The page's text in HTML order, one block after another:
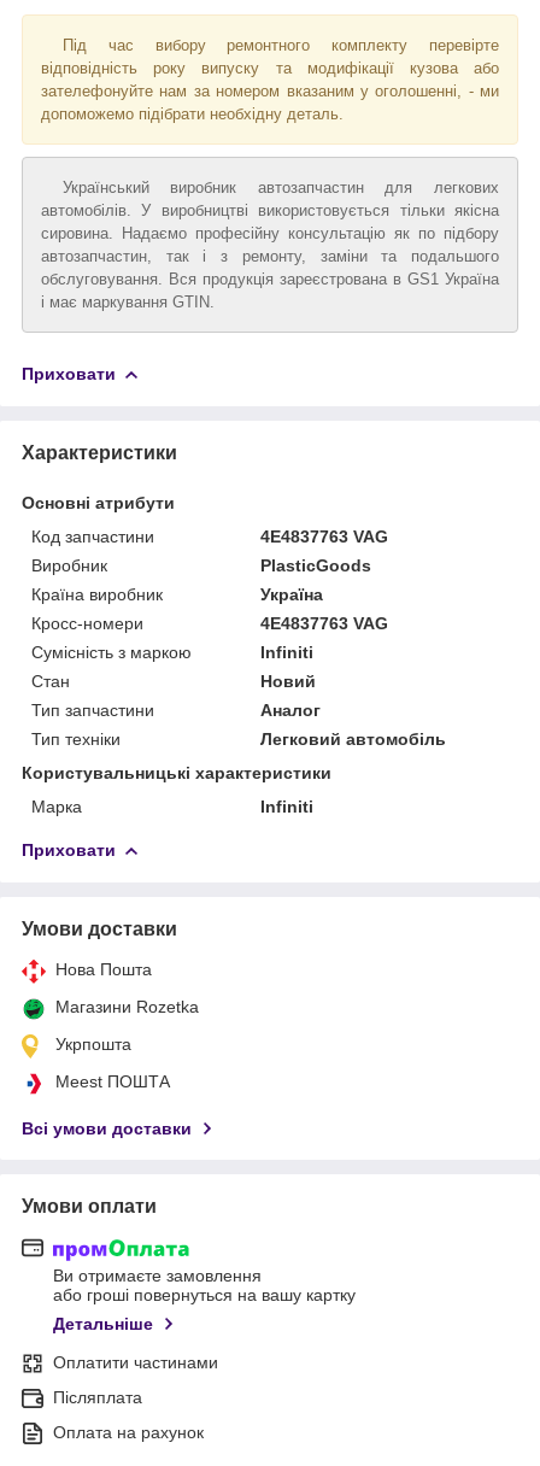
Під час вибору ремонтного комплекту перевірте
відповідність року випуску та модифікації кузова або
зателефонуйте нам за номером вказаним у оголошенні, - ми
допоможемо підібрати необхідну деталь.
Український виробник автозапчастин для легкових
автомобілів. У виробництві використовується тільки якісна
сировина. Надаємо професійну консультацію як по підбору
автозапчастин, так і з ремонту, заміни та подальшого
обслуговування. Вся продукція зареєстрована в GS1 Україна
і має маркування GTIN.
Приховати
Характеристики
Основні атрибути
Код запчастини
4E4837763 VAG
Виробник
PlasticGoods
Країна виробник
Україна
Кросс-номери
4E4837763 VAG
Сумісність з маркою
Infiniti
Стан
Новий
Тип запчастини
Аналог
Тип техніки
Легковий автомобіль
Користувальницькі характеристики
Марка
Infiniti
Приховати
Умови доставки
Нова Пошта
Магазини Rozetka
Укрпошта
Meest ПОШТА
Всі умови доставки
Умови оплати
Ви отримаєте замовлення
або гроші повернуться на вашу картку
Детальніше
Оплатити частинами
Післяплата
Оплата на рахунок